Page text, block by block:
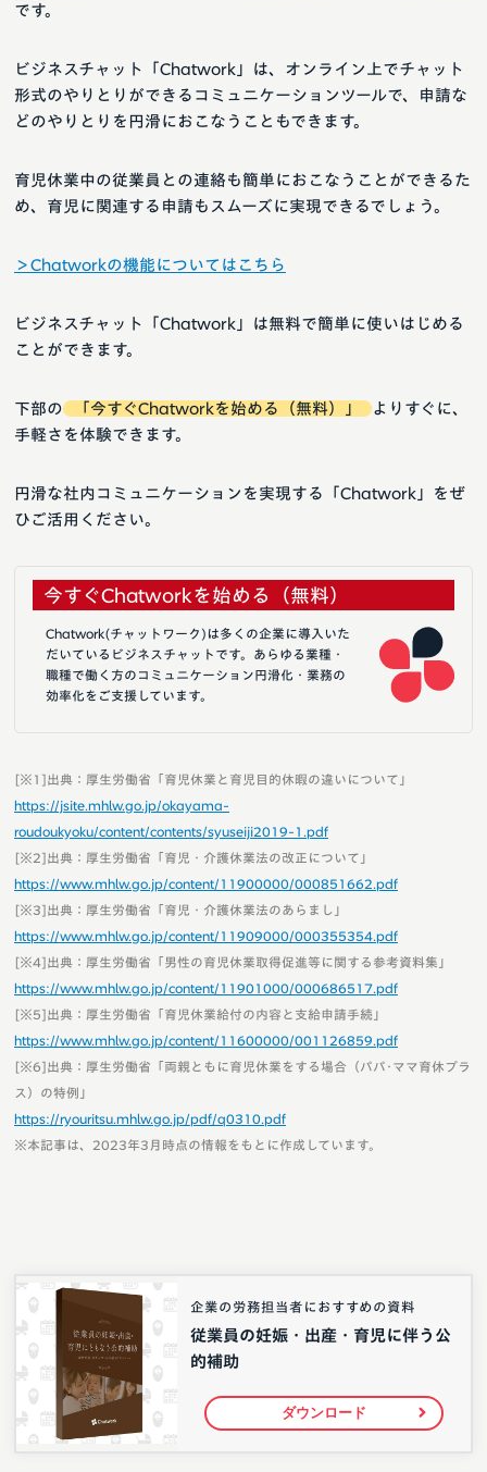
です。
ビジネスチャット「Chatwork」は、オンライン上でチャット
形式のやりとりができるコミュニケーションツールで、申請な
どのやりとりを円滑におこなうこともできます。
育児休業中の従業員との連絡も簡単におこなうことができるた
め、育児に関連する申請もスムーズに実現できるでしょう。
＞Chatworkの機能についてはこちら
ビジネスチャット「Chatwork」は無料で簡単に使いはじめる
ことができます。
下部の 「今すぐChatworkを始める（無料）」
よりすぐに、
手軽さを体験できます。
円滑な社内コミュニケーションを実現する「Chatwork」をぜ
ひご活用ください。
今すぐChatworkを始める（無料）
Chatwork(チャットワーク)は多くの企業に導入いた
だいているビジネスチャットです。あらゆる業種・
職種で働く方のコミュニケーション円滑化・業務の
効率化をご支援しています。
[※1]出典：厚生労働省「育児休業と育児目的休暇の違いについて」
https://jsite.mhlw.go.jp/okayama-
roudoukyoku/content/contents/syuseiji2019-1.pdf
[※2]出典：厚生労働省「育児・介護休業法の改正について」
https://www.mhlw.go.jp/content/11900000/000851662.pdf
[※3]出典：厚生労働省「育児・介護休業法のあらまし」
https://www.mhlw.go.jp/content/11909000/000355354.pdf
[※4]出典：厚生労働省「男性の育児休業取得促進等に関する参考資料集」
https://www.mhlw.go.jp/content/11901000/000686517.pdf
[※5]出典：厚生労働省「育児休業給付の内容と支給申請手続」
https://www.mhlw.go.jp/content/11600000/001126859.pdf
[※6]出典：厚生労働省「両親ともに育児休業をする場合（パパ･ママ育休プラ
ス）の特例」
https://ryouritsu.mhlw.go.jp/pdf/q0310.pdf
※本記事は、2023年3月時点の情報をもとに作成しています。
企業の労務担当者におすすめの資料
従業員の妊娠・出産・育児に伴う公
的補助
ダウンロード